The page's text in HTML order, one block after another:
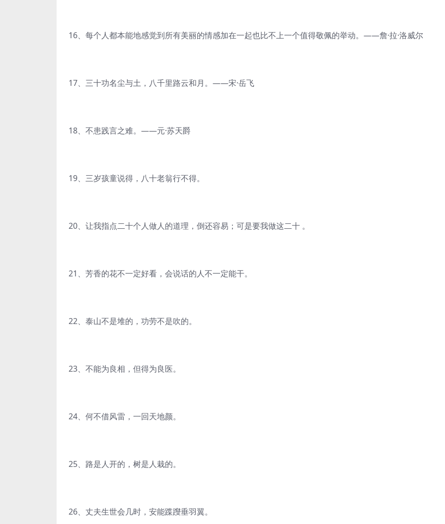
16、每个人都本能地感觉到所有美丽的情感加在一起也比不上一个值得敬佩的举动。——詹·拉·洛威尔
17、三十功名尘与土，八千里路云和月。——宋·岳飞
18、不患践言之难。——元·苏天爵
19、三岁孩童说得，八十老翁行不得。
20、让我指点二十个人做人的道理，倒还容易；可是要我做这二十 。
21、芳香的花不一定好看，会说话的人不一定能干。
22、泰山不是堆的，功劳不是吹的。
23、不能为良相，但得为良医。
24、何不借风雷，一回天地颜。
25、路是人开的，树是人栽的。
26、丈夫生世会几时，安能蹀躞垂羽翼。